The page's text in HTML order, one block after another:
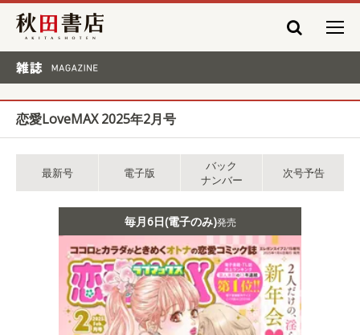
秋田書店
恋愛LoveMAX 2025年2月号
最新号 電子版
バック
ナンバー
次号予告
毎月6日(電子のみ)発売